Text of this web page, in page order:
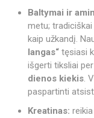
Baltymai ir
metu;
kaip užkandį.
langas“ tęsiasi
išgerti tiksliai
dienos kiekis.
paspartinti
Kreatinas: